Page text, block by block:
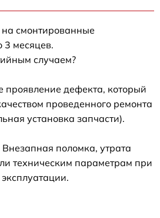
на смонтированные
месяцев.
случаем?
проявление дефекта, который
проведенного ремонта
установка запчасти).
поломка, утрата
техническим параметрам при